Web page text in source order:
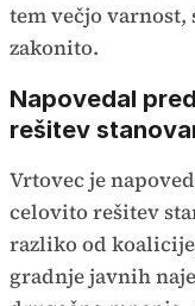
tem večjo
zakonito.
Napovedal
rešitev
Vrtovec je
celovito rešitev
razliko od
gradnje javnih